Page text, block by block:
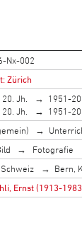
Nx-002
Zürich
20. Jh. 1951-
20. Jh. 1951-
Fotografie
Schweiz Bern,
Ernst (1913-